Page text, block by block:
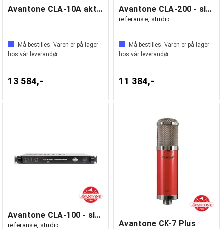
Avantone CLA-10A aktive (par stereo)
Må bestilles. Varen er på lager
hos vår leverandør
13 584,-
Avantone CLA-200 - sluttrinn
referanse, studio
Må bestilles. Varen er på lager
hos vår leverandør
11 384,-
Avantone CLA-100 - sluttrinn
referanse, studio Avantone CK-7 Plus